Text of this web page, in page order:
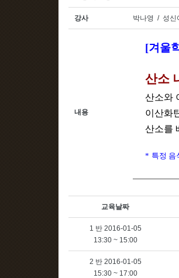
강사 박나영 / 성신
내용
[겨울
산소
산소와
이산화
산소를
* 특정 음
교육날짜
1 반 2016-01-05
13:30 ~ 15:00
2 반 2016-01-05
15:30 ~ 17:00